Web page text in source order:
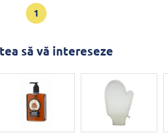
1
să vă intereseze